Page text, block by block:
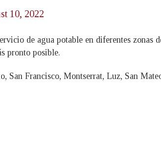
10, 2022
de agua potable en diferentes zonas
pronto posible.
San Francisco, Montserrat, Luz, San